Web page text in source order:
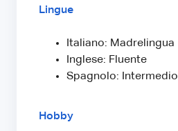
Lingue
Italiano: Madrelingua
Inglese: Fluente
Spagnolo: Intermedio
Hobby